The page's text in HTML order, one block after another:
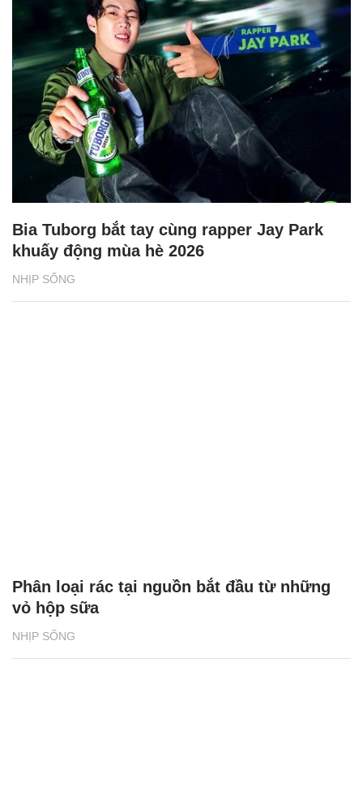
NHỊP SỐNG
Bia Tuborg bắt tay cùng rapper Jay Park
khuấy động mùa hè 2026
NHỊP SỐNG
Phân loại rác tại nguồn bắt đầu từ những
vỏ hộp sữa